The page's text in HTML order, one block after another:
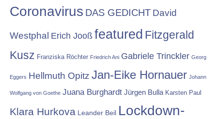
Coronavirus DAS GEDICHT David
Westphal Erich Jooß featured Fitzgerald
Kusz Franziska Röchter Friedrich Ani Gabriele Trinckler Georg
Eggers Hellmuth Opitz Jan-Eike Hornauer Johann
Wolfgang von Goethe Juana Burghardt Jürgen Bulla Karsten Paul
Klara Hurkova Leander Beil Lockdown-